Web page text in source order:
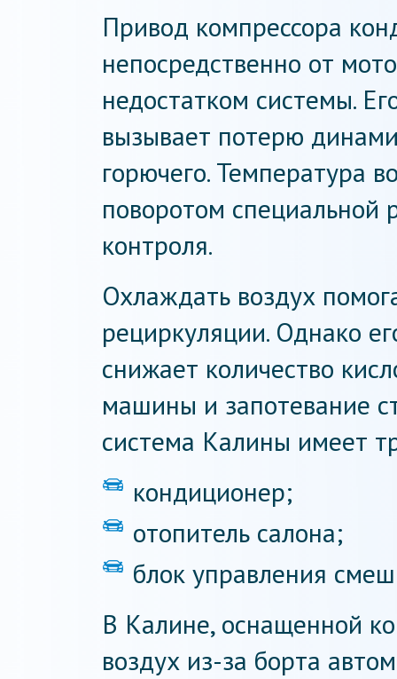
Привод компрессора
непосредственно от
недостатком системы.
вызывает потерю
горючего. Температура
поворотом специальной
контроля.
Охлаждать воздух
рециркуляции. Однако
снижает количество
машины и запотевание
система Калины имеет
кондиционер;
отопитель салона;
блок управления
В Калине, оснащенной
воздух из-за борта